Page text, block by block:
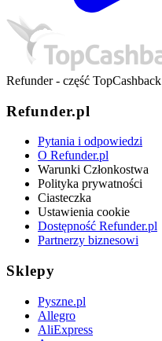
Refunder - część TopCashback
Refunder.pl
Pytania i odpowiedzi
O Refunder.pl
Warunki Członkostwa
Polityka prywatności
Ciasteczka
Ustawienia cookie
Dostępność Refunder.pl
Partnerzy biznesowi
Sklepy
Pyszne.pl
Allegro
AliExpress